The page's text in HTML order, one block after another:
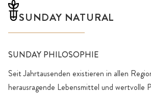
SUNDAY NATURAL
SUNDAY PHILOSOPHIE
Seit Jahrtausenden existieren in allen
herausragende Lebensmittel und wertvolle